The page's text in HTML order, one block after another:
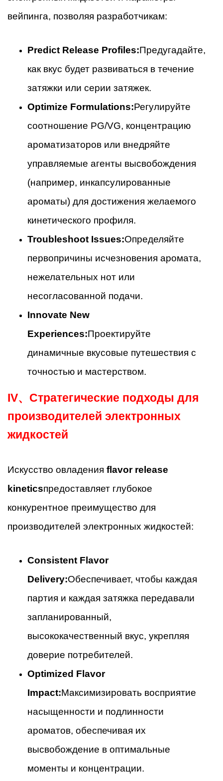
вейпинга, позволяя разработчикам:
Predict Release Profiles:Предугадайте,
как вкус будет развиваться в течение
затяжки или серии затяжек.
Optimize Formulations:Регулируйте
соотношение PG/VG, концентрацию
ароматизаторов или внедряйте
управляемые агенты высвобождения
(например, инкапсулированные
ароматы) для достижения желаемого
кинетического профиля.
Troubleshoot Issues:Определяйте
первопричины исчезновения аромата,
нежелательных нот или
несогласованной подачи.
Innovate New
Experiences:Проектируйте
динамичные вкусовые путешествия с
точностью и мастерством.
IV、 Стратегические подходы для
производителей электронных
жидкостей
Искусство овладения flavor release
kineticsпредоставляет глубокое
конкурентное преимущество для
производителей электронных жидкостей:
Consistent Flavor
Delivery:Обеспечивает, чтобы каждая
партия и каждая затяжка передавали
запланированный,
высококачественный вкус, укрепляя
доверие потребителей.
Optimized Flavor
Impact:Максимизировать восприятие
насыщенности и подлинности
ароматов, обеспечивая их
высвобождение в оптимальные
моменты и концентрации.